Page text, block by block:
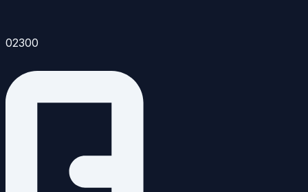
02300